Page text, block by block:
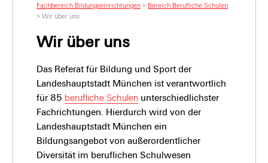
Fachbereich Bildungseinrichtungen > Bereich Berufliche Schulen
> Wir über uns
Wir über uns
Das Referat für Bildung und Sport der
Landeshauptstadt München ist verantwortlich
für 85 berufliche Schulen unterschiedlichster
Fachrichtungen. Hierdurch wird von der
Landeshauptstadt München ein
Bildungsangebot von außerordentlicher
Diversität im beruflichen Schulwesen